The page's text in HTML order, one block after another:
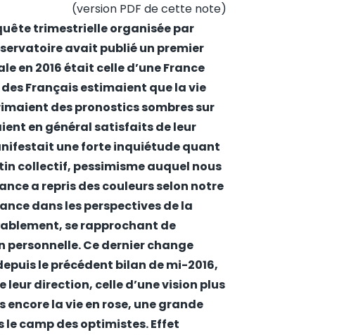
(version PDF de cette note)
trimestrielle organisée par
avait publié un premier
en 2016 était celle d’une France
Français estimaient que la vie
des pronostics sombres sur
en général satisfaits de leur
une forte inquiétude quant
collectif, pessimisme auquel nous
a repris des couleurs selon notre
dans les perspectives de la
se rapprochant de
Ce dernier change
le précédent bilan de mi-2016,
direction, celle d’une vision plus
encore la vie en rose, une grande
le camp des optimistes. Effet